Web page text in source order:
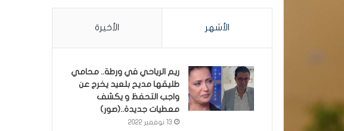
الأشهر الأخيرة
ريم الرياحي في ورطة.. محامي
طليقها مديح بلعيد يخرج عن
واجب التحفظ و يكشف
معطيات جديدة..(صور)
13 نوفمبر 2022